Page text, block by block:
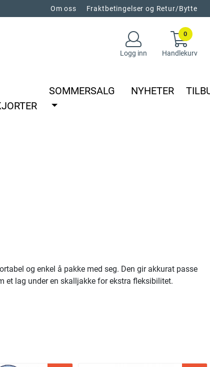
Om oss Fraktbetingelser og Retur/Bytte
Logg inn
0
Handlekurv
SOMMERSALG NYHETER
og enkel å pakke med seg. Den gir akkurat passe
et lag under en skalljakke for ekstra fleksibilitet.